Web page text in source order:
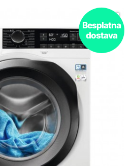
Besplatna
dostava